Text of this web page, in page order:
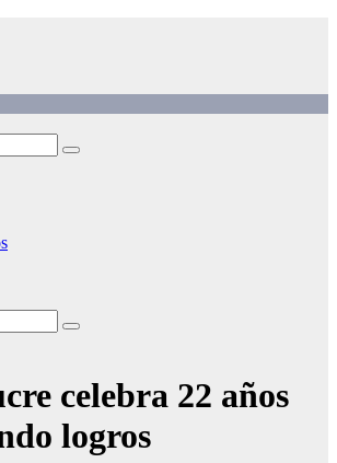
celebra 22 años
logros